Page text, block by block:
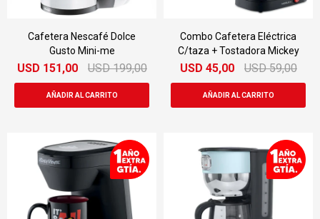
Cafetera Nescafé Dolce
Gusto Mini-me
USD 151,00 USD 199,00
Combo Cafetera Eléctrica
C/taza + Tostadora Mickey
USD 45,00 USD 59,00